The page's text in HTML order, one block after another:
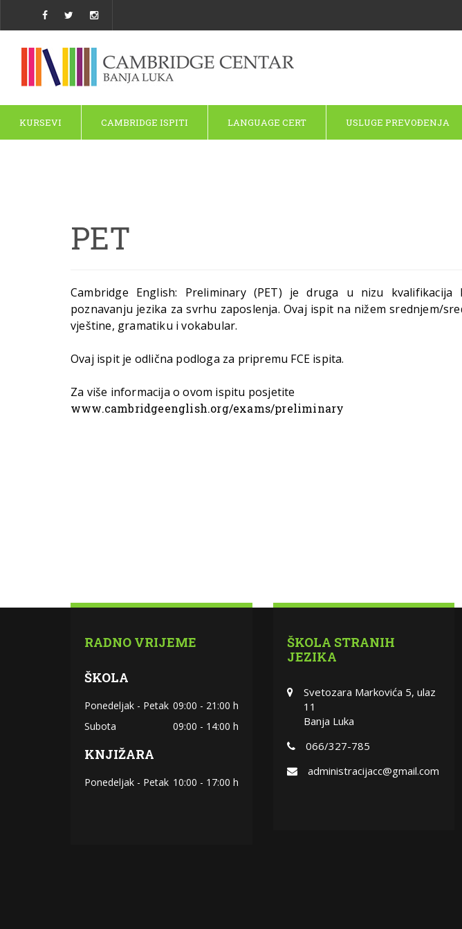
KURSEVI CAMBRIDGE ISPITI LANGUAGE CERT USLUGE PREVOĐENJA
PET
Cambridge English: Preliminary (PET) je druga u nizu
poznavanju jezika za svrhu zaposlenja. Ovaj ispit na nižem srednjem/
vještine, gramatiku i vokabular.
Ovaj ispit je odlična podloga za pripremu FCE ispita.
Za više informacija o ovom ispitu posjetite
www.cambridgeenglish.org/exams/preliminary
RADNO VRIJEME
ŠKOLA
Ponedeljak - Petak 09:00 - 21:00 h
Subota
09:00 - 14:00 h
KNJIŽARA
Ponedeljak - Petak 10:00 - 17:00 h
ŠKOLA STRANIH
JEZIKA
Svetozara Markovića 5, ulaz
11
Banja Luka
066/327-785
administracijacc@gmail.com